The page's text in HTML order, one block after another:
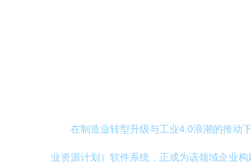
在制造业转型升级与工业4.0浪潮的推动
业资源计划）软件系统，正成为该领域企业构